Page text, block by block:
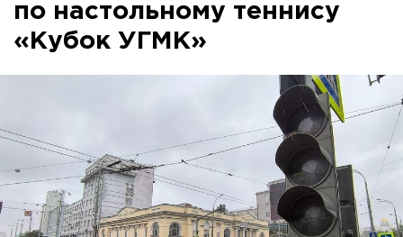
по настольному теннису
«Кубок УГМК»